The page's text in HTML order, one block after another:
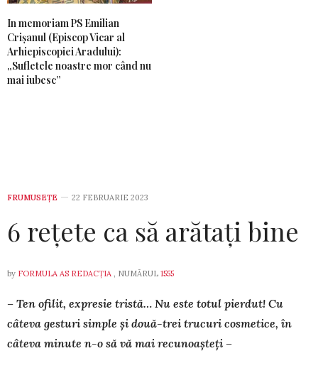
In memoriam PS Emilian
Crișanul (Episcop Vicar al
Arhiepiscopiei Aradului):
„Sufletele noastre mor când nu
mai iubesc”
FRUMUSEȚE 22 FEBRUARIE 2023
6 rețete ca să arătați bine
by FORMULA AS REDACȚIA , NUMĂRUL 1555
– Ten ofilit, expresie tris­tă… Nu este totul pierdut! Cu
câteva gesturi simple și două-trei trucuri cosme­tice, în
câteva minute n-o să vă mai recunoașteți –